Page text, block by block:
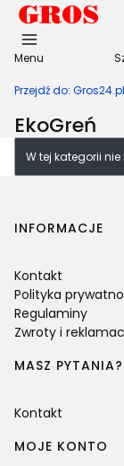
Menu
Przejdź do: Gros24.pl
EkoGreń
Lista
W tej kategorii
Linki w stopce
INFORMACJE
Kontakt
Polityka
Regulaminy
Zwroty i
MASZ PYTANIA?
Kontakt
MOJE KONTO